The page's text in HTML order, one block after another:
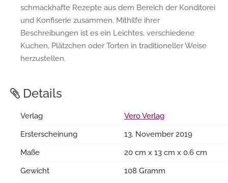
schmackhafte Rezepte aus dem Bereich der Konditorei
und Konfiserie zusammen. Mithilfe ihrer
Beschreibungen ist es ein Leichtes, verschiedene
Kuchen, Plätzchen oder Torten in traditioneller Weise
herzustellen.
Details
Verlag
Vero Verlag
Ersterscheinung
13. November 2019
Maße
20 cm x 13 cm x 0.6 cm
Gewicht
108 Gramm